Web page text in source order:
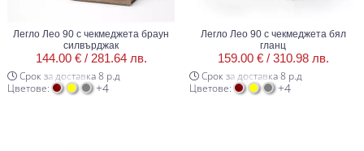
Легло Лео 90 с чекмеджета браун
силвърджак
144.00 € / 281.64 лв.
Срок за доставка 8 р.д
Цветове:
+4
Легло Лео 90 с чекмеджета бял
гланц
159.00 € / 310.98 лв.
Срок за доставка 8 р.д
Цветове:
+4